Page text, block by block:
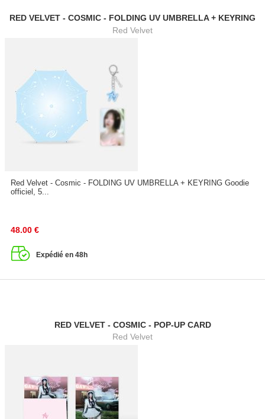
RED VELVET - COSMIC - FOLDING UV UMBRELLA + KEYRING
Red Velvet
Red Velvet - Cosmic - FOLDING UV UMBRELLA + KEYRING Goodie
officiel, 5...
48.00 €
Expédié en 48h
RED VELVET - COSMIC - POP-UP CARD
Red Velvet